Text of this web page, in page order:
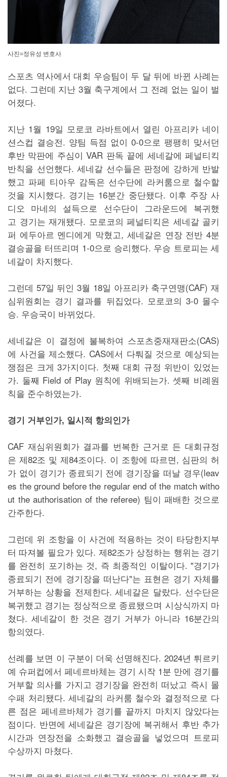
사진=정유성 변호사
스포츠 역사에서 대회 우승팀이 두 달 뒤에 바뀐 사례는
없다. 그런데 지난 3월 축구계에서 그 전례 없는 일이 벌
어졌다.
지난 1월 19일 모로코 라바트에서 열린 아프리카 네이
션스컵 결승전. 양팀 득점 없이 0-0으로 팽팽히 맞서던
후반 막판에 주심이 VAR 판독 끝에 세네갈에 페널티킥
반칙을 선언했다. 세네갈 선수들은 판정에 강하게 반발
했고 파페 티아우 감독은 선수단에 라커룸으로 철수할
것을 지시했다. 경기는 16분간 중단됐다. 이후 주장 사
디오 마네의 설득으로 선수단이 그라운드에 복귀했
고 경기는 재개됐다. 모로코의 페널티킥은 세네갈 골키
퍼 에두아르 멘디에게 막혔고, 세네갈은 연장 전반 4분
결승골을 터뜨리며 1-0으로 승리했다. 우승 트로피는 세
네갈이 차지했다.
그런데 57일 뒤인 3월 18일 아프리카 축구연맹(CAF) 재
심위원회는 경기 결과를 뒤집었다. 모로코의 3-0 몰수
승. 우승국이 바뀌었다.
세네갈은 이 결정에 불복하여 스포츠중재재판소(CAS)
에 사건을 제소했다. CAS에서 다퉈질 것으로 예상되는
쟁점은 크게 3가지이다. 첫째 대회 규정 위반이 있었는
가. 둘째 Field of Play 원칙에 위배되는가. 셋째 비례원
칙을 준수하였는가.
경기 거부인가, 일시적 항의인가
CAF 재심위원회가 결과를 번복한 근거로 든 대회규정
은 제82조 및 제84조이다. 이 조항에 따르면, 심판의 허
가 없이 경기가 종료되기 전에 경기장을 떠날 경우(leav
es the ground before the regular end of the match witho
ut the authorisation of the referee) 팀이 패배한 것으로
간주한다.
그런데 위 조항을 이 사건에 적용하는 것이 타당한지부
터 따져볼 필요가 있다. 제82조가 상정하는 행위는 경기
를 완전히 포기하는 것, 즉 최종적인 이탈이다. "경기가
종료되기 전에 경기장을 떠난다"는 표현은 경기 자체를
거부하는 상황을 전제한다. 세네갈은 달랐다. 선수단은
복귀했고 경기는 정상적으로 종료됐으며 시상식까지 마
쳤다. 세네갈이 한 것은 경기 거부가 아니라 16분간의
항의였다.
선례를 보면 이 구분이 더욱 선명해진다. 2024년 튀르키
예 슈퍼컵에서 페네르바체는 경기 시작 1분 만에 경기를
거부할 의사를 가지고 경기장을 완전히 떠났고 즉시 몰
수패 처리됐다. 세네갈의 라커룸 철수와 결정적으로 다
른 점은 페네르바체가 경기를 끝까지 마치지 않았다는
점이다. 반면에 세네갈은 경기장에 복귀해서 후반 추가
시간과 연장전을 소화했고 결승골을 넣었으며 트로피
수상까지 마쳤다.